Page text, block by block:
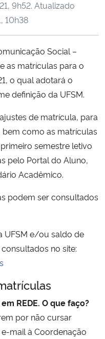
e Comunicações
Humanos
9h52. Atualizado
10h38
Social –
as matrículas para o
o qual adotará o
definição da UFSM.
de matrícula, para
como as matrículas
semestre letivo
pelo Portal do Aluno,
Acadêmico.
podem ser consultados
UFSM e/ou saldo de
no site:
REDE. O que faço?
por não cursar
mail à Coordenação